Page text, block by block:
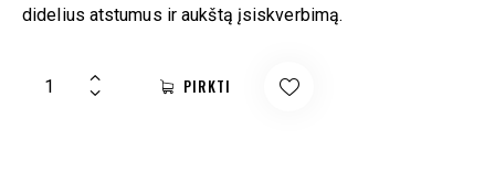
didelius atstumus ir aukštą įsiskverbimą.
PIRKTI